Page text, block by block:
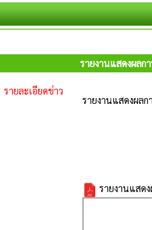
รายงานแสดงผลก
รายละเอียดข่าว
รายงานแสดงผล
รายงานแสด